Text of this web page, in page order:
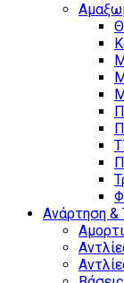
Ανάρτηση &